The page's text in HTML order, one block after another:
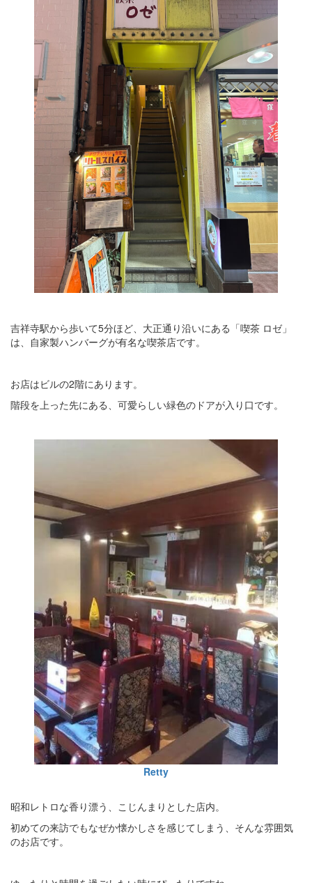
吉祥寺駅から歩いて5分ほど、大正通り沿いにある「喫茶 ロゼ」
は、自家製ハンバーグが有名な喫茶店です。
お店はビルの2階にあります。
階段を上った先にある、可愛らしい緑色のドアが入り口です。
Retty
昭和レトロな香り漂う、こじんまりとした店内。
初めての来訪でもなぜか懐かしさを感じてしまう、そんな雰囲気
のお店です。